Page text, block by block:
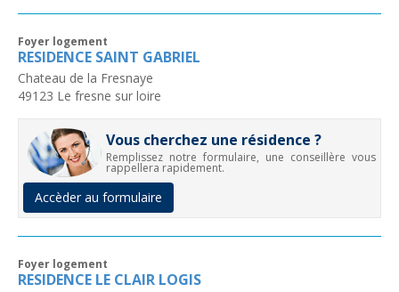
Foyer logement
RESIDENCE SAINT GABRIEL
Chateau de la Fresnaye
49123 Le fresne sur loire
Vous cherchez une résidence ?
Remplissez notre formulaire, une conseillère vous
rappellera rapidement.
Accèder au formulaire
Foyer logement
RESIDENCE LE CLAIR LOGIS